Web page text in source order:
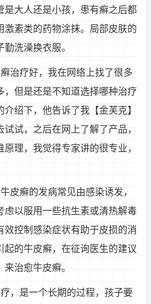
是大人还是小孩，患有癣之后都
激素类的药物涂抹。局部皮肤的
洗澡换衣服。
治疗好，我在网络上找了很多
，但是还是不知道选择哪种治疗
绍下，他告诉了我【金芙克】
试，之后在网上了解了产品，
理，我觉得专家讲的很专业，
皮癣的发病常见由感染诱发，
虑以服用一些抗生素或清热解毒
效控制感染症状有助于皮损的消
起的牛皮癣，在征询医生的建议
治愈牛皮癣。
，是一个长期的过程，孩子要